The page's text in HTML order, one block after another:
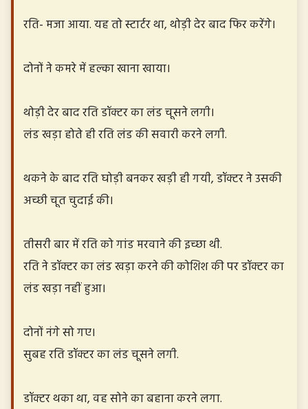
रति- मजा आया. यह तो स्टार्टर था, थोड़ी देर बाद फिर करेंगे।
दोनों ने कमरे में हल्का खाना खाया।
थोड़ी देर बाद रति डॉक्टर का लंड चूसने लगी।
लंड खड़ा होते ही रति लंड की सवारी करने लगी.
थकने के बाद रति घोड़ी बनकर खड़ी ही गयी, डॉक्टर ने उसकी
अच्छी चूत चुदाई की।
तीसरी बार में रति को गांड मरवाने की इच्छा थी.
रति ने डॉक्टर का लंड खड़ा करने की कोशिश की पर डॉक्टर का
लंड खड़ा नहीं हुआ।
दोनों नंगे सो गए।
सुबह रति डॉक्टर का लंड चूसने लगी.
डॉक्टर थका था, वह सोने का बहाना करने लगा.